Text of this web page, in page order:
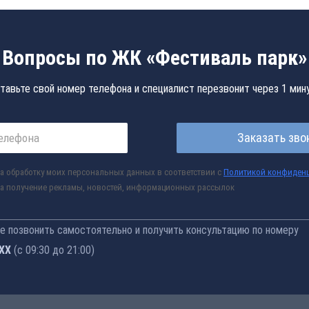
Вопросы по ЖК «Фестиваль парк»
свой номер телефона и специалист перезвонит через 1
Заказать
обработку моих персональных данных в соответствии с Политикой
получение рекламы, новостей, информационных рассылок
самостоятельно и получить консультацию по номеру
(с 09:30 до 21:00)